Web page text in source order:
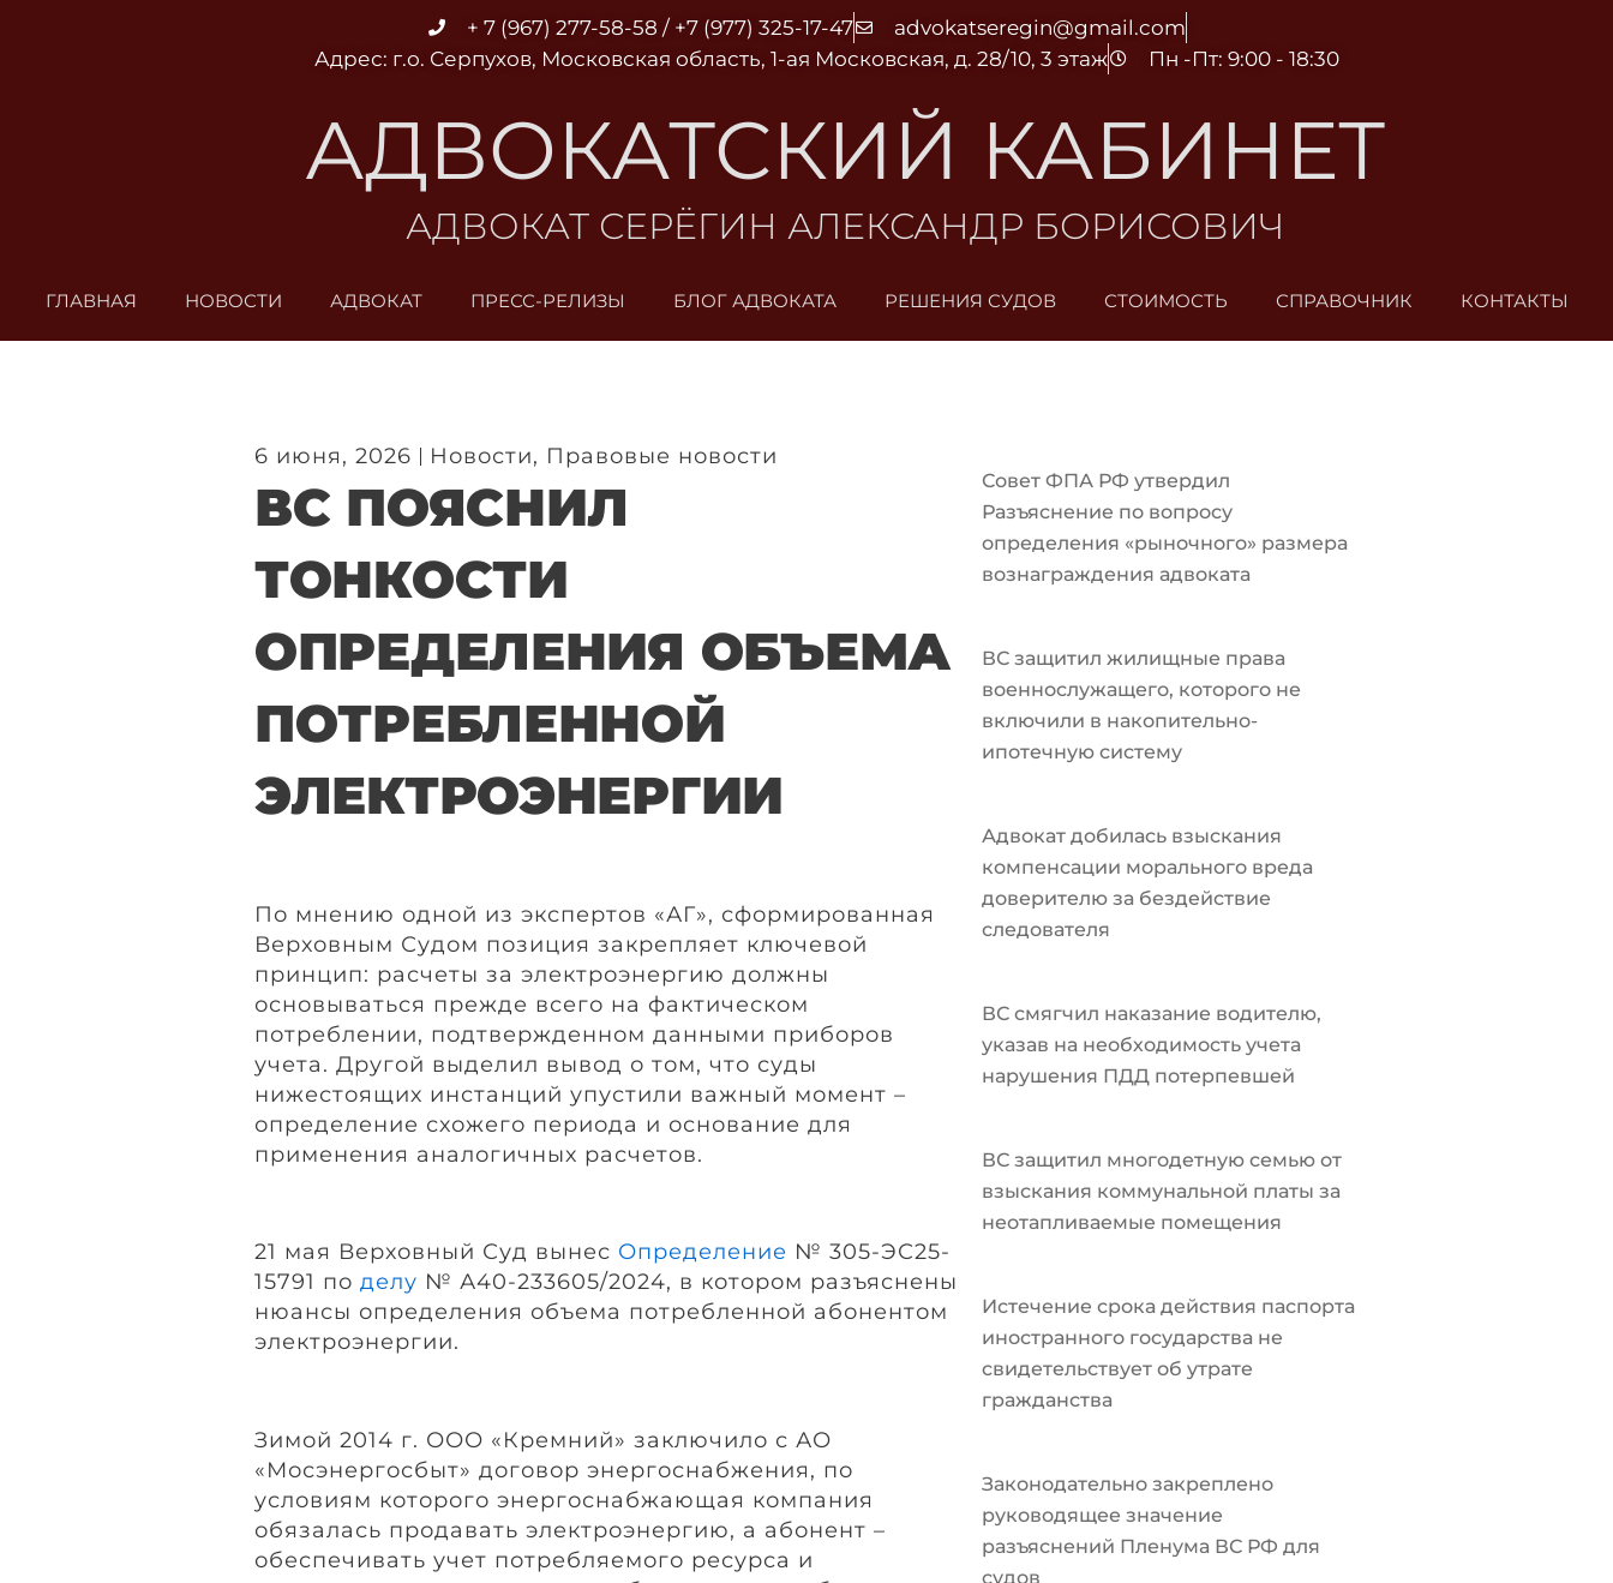
+ 7 (967) 277-58-58 / +7 (977) 325-17-47
advokatseregin@gmail.com
Адрес: г.о. Серпухов, Московская область, 1-ая Московская, д. 28/10, 3 этаж
Пн -Пт: 9:00 - 18:30
АДВОКАТСКИЙ КАБИНЕТ
АДВОКАТ СЕРЁГИН АЛЕКСАНДР БОРИСОВИЧ
ГЛАВНАЯ НОВОСТИ АДВОКАТ ПРЕСС-РЕЛИЗЫ БЛОГ АДВОКАТА РЕШЕНИЯ СУДОВ СТОИМОСТЬ СПРАВОЧНИК КОНТАКТЫ
6 июня, 2026 Новости, Правовые новости
ВС ПОЯСНИЛ
ТОНКОСТИ
ОПРЕДЕЛЕНИЯ ОБЪЕМА
ПОТРЕБЛЕННОЙ
ЭЛЕКТРОЭНЕРГИИ
По мнению одной из экспертов «АГ», сформированная
Верховным Судом позиция закрепляет ключевой
принцип: расчеты за электроэнергию должны
основываться прежде всего на фактическом
потреблении, подтвержденном данными приборов
учета. Другой выделил вывод о том, что суды
нижестоящих инстанций упустили важный момент –
определение схожего периода и основание для
применения аналогичных расчетов.
21 мая Верховный Суд вынес Определение № 305-ЭС25-
15791 по делу № А40-233605/2024, в котором разъяснены
нюансы определения объема потребленной абонентом
электроэнергии.
Зимой 2014 г. ООО «Кремний» заключило с АО
«Мосэнергосбыт» договор энергоснабжения, по
условиям которого энергоснабжающая компания
обязалась продавать электроэнергию, а абонент –
обеспечивать учет потребляемого ресурса и
Совет ФПА РФ утвердил
Разъяснение по вопросу
определения «рыночного» размера
вознаграждения адвоката
ВС защитил жилищные права
военнослужащего, которого не
включили в накопительно-
ипотечную систему
Адвокат добилась взыскания
компенсации морального вреда
доверителю за бездействие
следователя
ВС смягчил наказание водителю,
указав на необходимость учета
нарушения ПДД потерпевшей
ВС защитил многодетную семью от
взыскания коммунальной платы за
неотапливаемые помещения
Истечение срока действия паспорта
иностранного государства не
свидетельствует об утрате
гражданства
Законодательно закреплено
руководящее значение
разъяснений Пленума ВС РФ для
судов